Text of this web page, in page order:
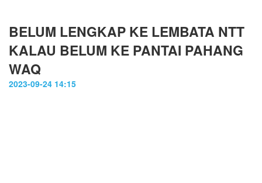
BELUM LENGKAP KE LEMBATA NTT
KALAU BELUM KE PANTAI PAHANG
WAQ
2023-09-24 14:15